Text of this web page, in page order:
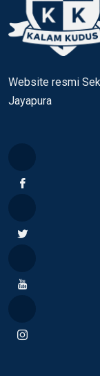
Website resmi
Jayapura